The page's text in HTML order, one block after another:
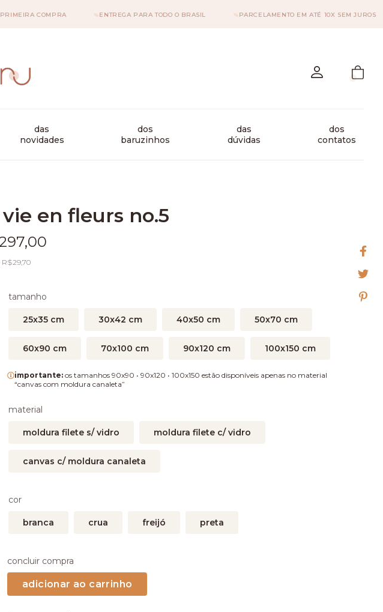
COMPRA ENTREGA PARA TODO O BRASIL PARCELAMENTO EM ATÉ 10X SEM JUROS
das
novidades
dos
baruzinhos
das
dúvidas
dos
contatos
en fleurs no.5
R$29,70
tamanho
25x35 cm 30x42 cm 40x50 cm 50x70 cm
60x90 cm 70x100 cm 90x120 cm 100x150 cm
importante: os tamanhos 90x90 • 90x120 • 100x150 estão disponíveis apenas no material
“canvas com moldura canaleta”
material
moldura filete s/ vidro moldura filete c/ vidro
canvas c/ moldura canaleta
cor
branca crua freijó preta
concluir compra